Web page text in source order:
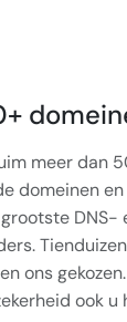
meer dan
domeinen en
DNS-
ons
ook u